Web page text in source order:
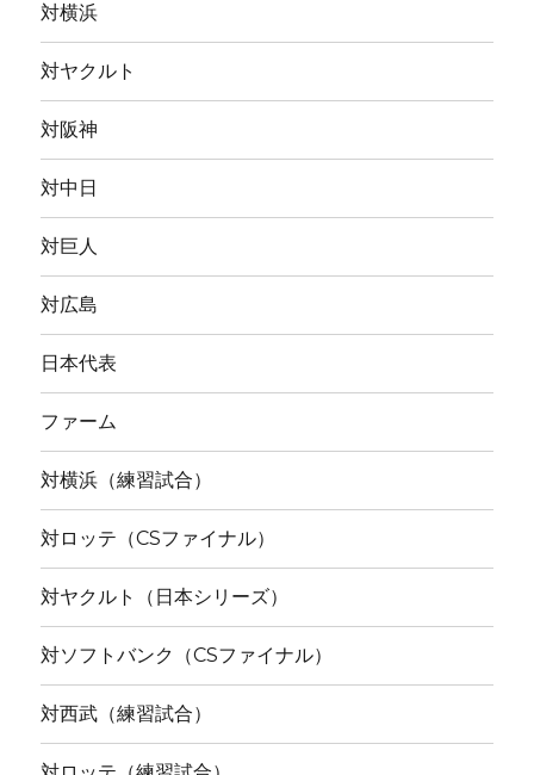
対横浜
対ヤクルト
対阪神
対中日
対巨人
対広島
日本代表
ファーム
対横浜（練習試合）
対ロッテ（CSファイナル）
対ヤクルト（日本シリーズ）
対ソフトバンク（CSファイナル）
対西武（練習試合）